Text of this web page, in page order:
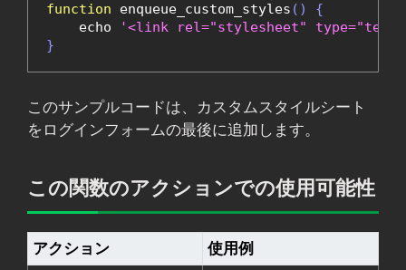
function enqueue_custom_styles ()
{
    echo
'<link rel="stylesheet"
}
このサンプルコードは、カスタムスタイルシート
をログインフォームの最後に追加します。
この関数のアクションでの使用可能性
アクション
使用例